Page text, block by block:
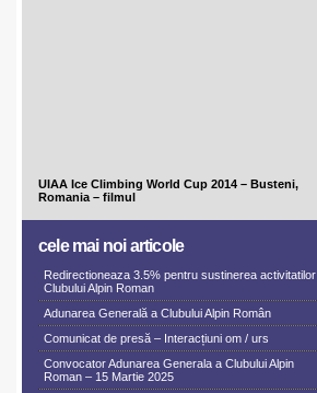
UIAA Ice Climbing World Cup 2014 – Busteni,
Romania – filmul
cele mai noi articole
Redirectioneaza 3.5% pentru sustinerea activitatilor
Clubului Alpin Roman
Adunarea Generală a Clubului Alpin Român
Comunicat de presă – Interacțiuni om / urs
Convocator Adunarea Generala a Clubului Alpin
Roman – 15 Martie 2025